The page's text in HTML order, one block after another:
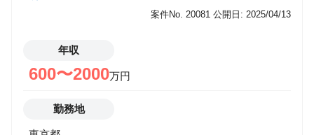
365 Finance Microsoft Dynamics 365 Supply Chain
Management 【当社の強み】 ・Microsoft社とのグロー
ローバルの先進事例を日本に展開できる強みを持ちま
案件No. 20081 公開日: 2025/04/13
年収
600〜2000万円
勤務地